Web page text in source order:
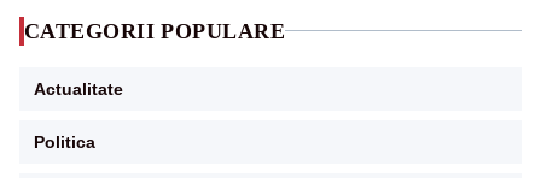
CATEGORII POPULARE
Actualitate
Politica